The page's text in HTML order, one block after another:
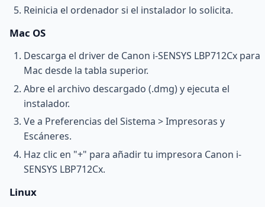
Reinicia el ordenador si el instalador lo solicita.
Mac OS
Descarga el driver de Canon i-SENSYS LBP712Cx para
Mac desde la tabla superior.
Abre el archivo descargado (.dmg) y ejecuta el
instalador.
Ve a Preferencias del Sistema > Impresoras y
Escáneres.
Haz clic en "+" para añadir tu impresora Canon i-
SENSYS LBP712Cx.
Linux